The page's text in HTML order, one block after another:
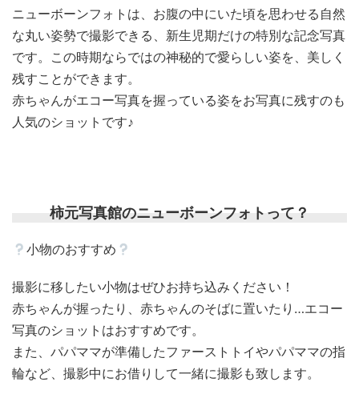
ニューボーンフォトは、お腹の中にいた頃を思わせる自然
な丸い姿勢で撮影できる、新生児期だけの特別な記念写真
です。この時期ならではの神秘的で愛らしい姿を、美しく
残すことができます。
赤ちゃんがエコー写真を握っている姿をお写真に残すのも
人気のショットです♪
柿元写真館のニューボーンフォトって？
小物のおすすめ
撮影に移したい小物はぜひお持ち込みください！
赤ちゃんが握ったり、赤ちゃんのそばに置いたり…エコー
写真のショットはおすすめです。
また、パパママが準備したファーストトイやパパママの指
輪など、撮影中にお借りして一緒に撮影も致します。